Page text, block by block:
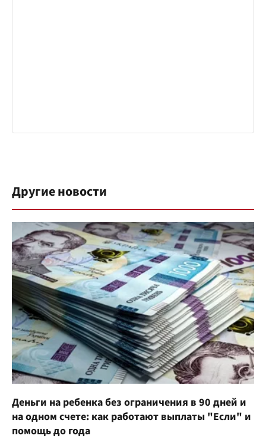
Другие новости
Деньги на ребенка без ограничения в 90 дней и
на одном счете: как работают выплаты "Если" и
помощь до года